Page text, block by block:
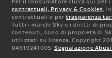
Per il consumatore clicca qui per i
contrattuali, Privacy & Cookies,
contrattuali o per trasparenza
Tutti i marchi Sky e i diritti di
contenuti, sono di proprietà di
utilizzati su licenza. Copyright
04619241005. Segnalazione Abusi